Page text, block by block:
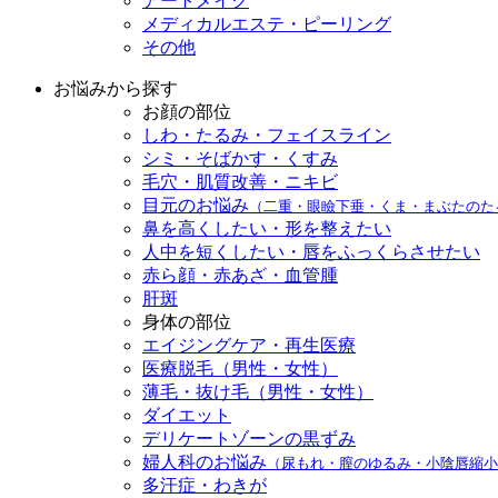
メディカルエステ・ピーリング
その他
お悩みから探す
お顔の部位
しわ・たるみ・フェイスライン
シミ・そばかす・くすみ
毛穴・肌質改善・ニキビ
目元のお悩み （二重・眼瞼下垂・くま・まぶたのた
鼻を高くしたい・形を整えたい
人中を短くしたい・唇をふっくらさせたい
赤ら顔・赤あざ・血管腫
肝斑
身体の部位
エイジングケア・再生医療
医療脱毛（男性・女性）
薄毛・抜け毛（男性・女性）
ダイエット
デリケートゾーンの黒ずみ
婦人科のお悩み （尿もれ・膣のゆるみ・小陰唇縮小
多汗症・わきが